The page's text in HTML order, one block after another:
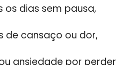
dias sem pausa,
de cansaço ou dor,
ansiedade por perder